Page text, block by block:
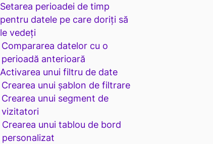
Setarea perioadei de timp
pentru datele pe care doriți să
le vedeți
Compararea datelor cu o
perioadă anterioară
Activarea unui filtru de date
Crearea unui șablon de filtrare
Crearea unui segment de
vizitatori
Crearea unui tablou de bord
personalizat